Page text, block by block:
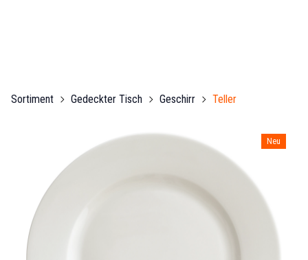
Sortiment Gedeckter Tisch Geschirr Teller
Neu